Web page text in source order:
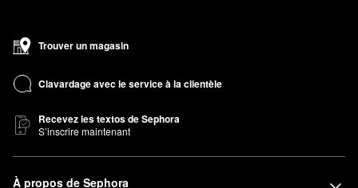
Trouver un magasin
Clavardage avec le service à la clientèle
Recevez les textos de Sephora
S’inscrire maintenant
À propos de Sephora